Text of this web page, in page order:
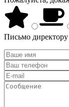
Письмо директору